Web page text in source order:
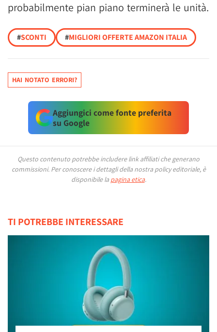
probabilmente pian piano terminerà le unità.
#SCONTI #MIGLIORI OFFERTE AMAZON ITALIA
HAI NOTATO ERRORI?
Aggiungici come fonte preferita
su Google
Questo contenuto potrebbe includere link affiliati che generano
commissioni. Per conoscere i dettagli della nostra policy editoriale, è
disponibile la pagina etica.
TI POTREBBE INTERESSARE